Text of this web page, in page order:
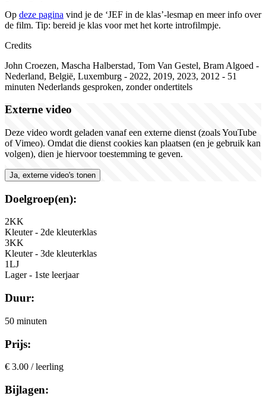
Op deze pagina vind je de ‘JEF in de klas’-lesmap en meer info over
de film. Tip: bereid je klas voor met het korte introfilmpje.
Credits
John Croezen, Mascha Halberstad, Tom Van Gestel, Bram Algoed -
Nederland, België, Luxemburg - 2022, 2019, 2023, 2012 - 51
minuten Nederlands gesproken, zonder ondertitels
Externe video
Deze video wordt geladen vanaf een externe dienst (zoals YouTube
of Vimeo). Omdat die dienst cookies kan plaatsen (en je gebruik kan
volgen), dien je hiervoor toestemming te geven.
Ja, externe video's tonen
Doelgroep(en):
2KK
Kleuter - 2de kleuterklas
3KK
Kleuter - 3de kleuterklas
1LJ
Lager - 1ste leerjaar
Duur:
50 minuten
Prijs:
€ 3.00 / leerling
Bijlagen: